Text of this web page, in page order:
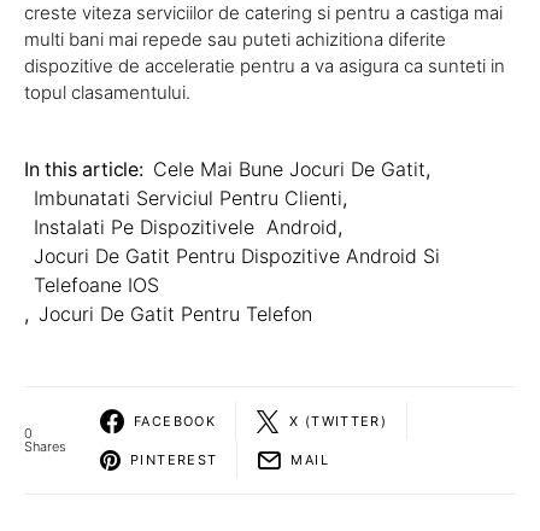
creste viteza serviciilor de catering si pentru a castiga mai
multi bani mai repede sau puteti achizitiona diferite
dispozitive de acceleratie pentru a va asigura ca sunteti in
topul clasamentului.
In this article: Cele Mai Bune Jocuri De Gatit,
Imbunatati Serviciul Pentru Clienti,
Instalati Pe Dispozitivele Android,
Jocuri De Gatit Pentru Dispozitive Android Si
Telefoane IOS
, Jocuri De Gatit Pentru Telefon
0
Shares
FACEBOOK X (TWITTER)
PINTEREST MAIL